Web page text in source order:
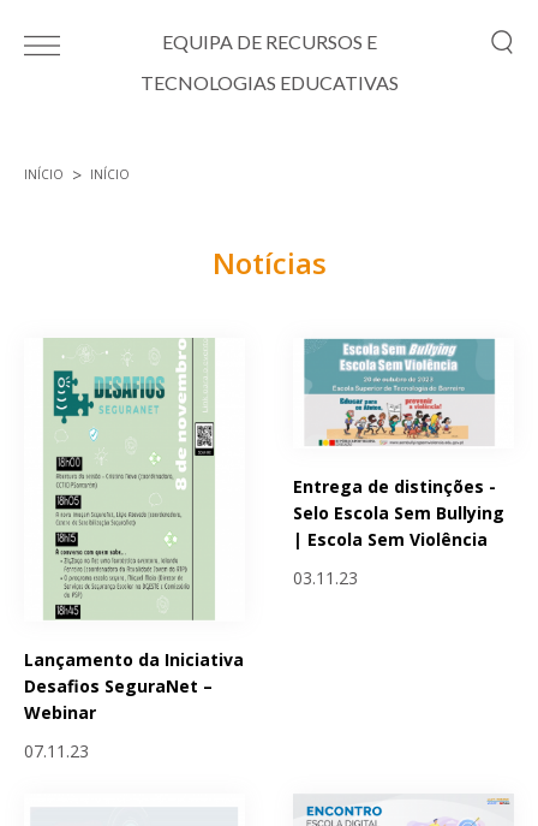
EQUIPA DE RECURSOS E
TECNOLOGIAS EDUCATIVAS
INÍCIO INÍCIO
Notícias
Lançamento da Iniciativa
Desafios SeguraNet –
Webinar
07.11.23
Entrega de distinções -
Selo Escola Sem Bullying
| Escola Sem Violência
03.11.23
Páginas